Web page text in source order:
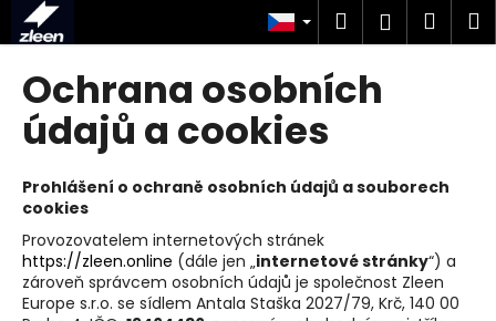
Přejít
obsah
Hledat
Ochrana osobních
údajů a cookies
Prohlášení o ochraně osobních údajů a souborech
cookies
Provozovatelem internetových stránek
https://zleen.online (dále jen „internetové stránky“) a
zároveň správcem osobních údajů je společnost Zleen
Europe s.r.o. se sídlem Antala Staška 2027/79, Krč, 140 00
o
C
o
p
o
t
ř
e